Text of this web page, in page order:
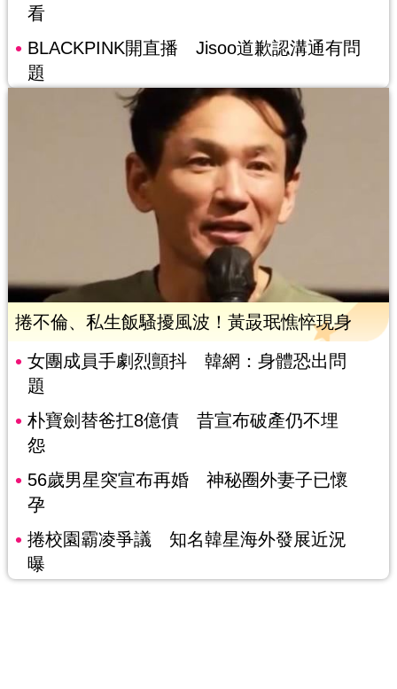
看
BLACKPINK開直播 Jisoo道歉認溝通有問
題
捲不倫、私生飯騷擾風波！黃晸珉憔悴現身
女團成員手劇烈顫抖 韓網：身體恐出問
題
朴寶劍替爸扛8億債 昔宣布破產仍不埋
怨
56歲男星突宣布再婚 神秘圈外妻子已懷
孕
捲校園霸凌爭議 知名韓星海外發展近況
曝